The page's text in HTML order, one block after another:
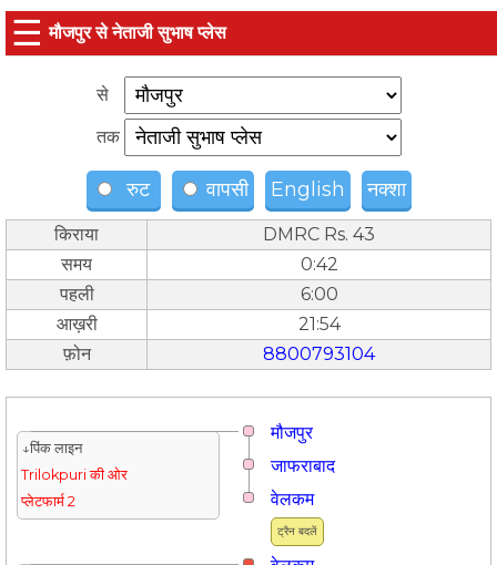
☰ मौजपुर से नेताजी सुभाष प्लेस
से
तक
रुट वापसी English नक्शा
किराया
DMRC Rs. 43
समय
0:42
पहली
6:00
आख़री
21:54
फ़ोन
8800793104
मौजपुर
↓पिंक लाइन
Trilokpuri की ओर
प्लेटफार्म 2
जाफराबाद
ट्रैन बदलें
वेलकम